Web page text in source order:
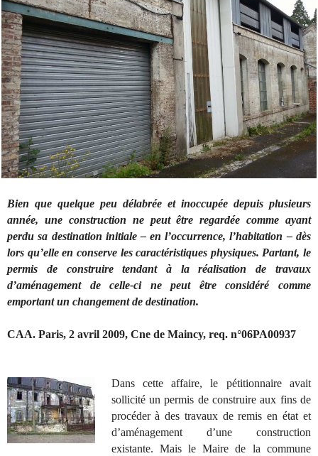
Bien que quelque peu délabrée et inoccupée depuis plusieurs
année, une construction ne peut être regardée comme ayant
perdu sa destination initiale – en l’occurrence, l’habitation – dès
lors qu’elle en conserve les caractéristiques physiques. Partant, le
permis de construire tendant à la réalisation de travaux
d’aménagement de celle-ci ne peut être considéré comme
emportant un changement de destination.
CAA. Paris, 2 avril 2009, Cne de Maincy, req. n°06PA00937
Dans cette affaire, le pétitionnaire avait
sollicité un permis de construire aux fins de
procéder à des travaux de remis en état et
d’aménagement d’une construction
existante. Mais le Maire de la commune